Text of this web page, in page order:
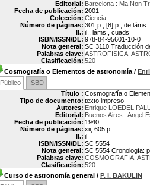
Editorial: Barcelona : Ma Non
Fecha de publicación: 2001
Colección: Ciencia
Número de páginas: 301 p., [8] p., de láms
Il.: il., láms., cuads
ISBN/ISSN/DL: 978-84-95601-10-0
Nota general: SC 3110 Traducción
Palabras clave: ASTROFISICA
Clasificación: 520
Cosmografía o Elementos de astronomía /
Público
ISBD
Título : Cosmografía o
Tipo de documento: texto impreso
Autores: Enrique LOEDEL
Editorial: Buenos Aires : Angel
Fecha de publicación: 1940
Número de páginas: xii, 605 p
Il.: il
ISBN/ISSN/DL: SC 5554
Nota general: SC 5554 Cronología:
Palabras clave: COSMOGRAFIA
Clasificación: 520
Curso de astronomía general / P. I. BAKULIN